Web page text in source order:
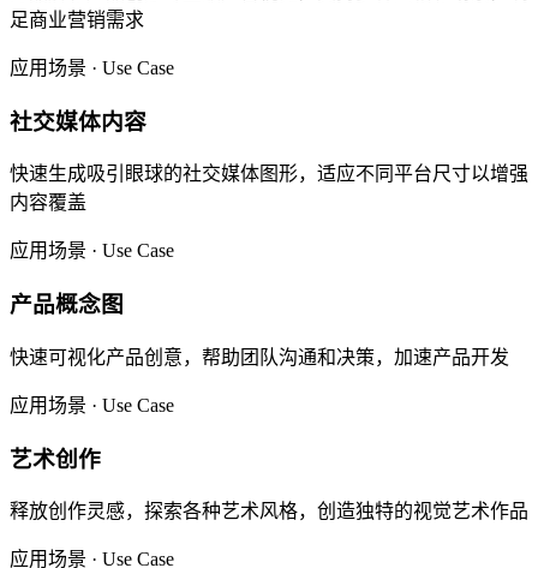
足商业营销需求
应用场景 · Use Case
社交媒体内容
快速生成吸引眼球的社交媒体图形，适应不同平台尺寸以增强
内容覆盖
应用场景 · Use Case
产品概念图
快速可视化产品创意，帮助团队沟通和决策，加速产品开发
应用场景 · Use Case
艺术创作
释放创作灵感，探索各种艺术风格，创造独特的视觉艺术作品
应用场景 · Use Case